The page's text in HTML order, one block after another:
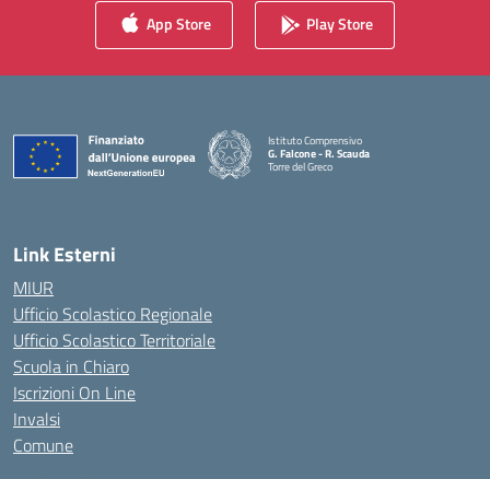
App Store Play Store
Istituto Comprensivo
G. Falcone - R. Scauda
Torre del Greco
Link Esterni
MIUR
Ufficio Scolastico Regionale
Ufficio Scolastico Territoriale
Scuola in Chiaro
Iscrizioni On Line
Invalsi
Comune